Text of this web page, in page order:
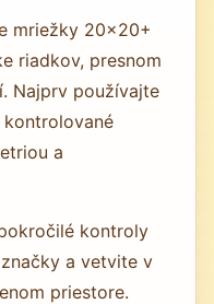
mriežky 20×20+
riadkov, presnom
Najprv používajte
a
kontroly
a vetvite v
priestore.